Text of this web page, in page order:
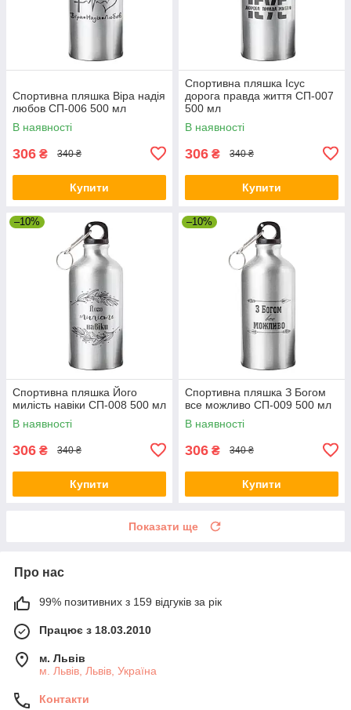
Спортивна пляшка Віра надія
любов СП-006 500 мл
В наявності
306 ₴ 340 ₴
Купити
Спортивна пляшка Ісус
дорога правда життя СП-007
500 мл
В наявності
306 ₴ 340 ₴
Купити
–10%
Спортивна пляшка Його
милість навіки СП-008 500 мл
В наявності
306 ₴ 340 ₴
Купити
–10%
Спортивна пляшка З Богом
все можливо СП-009 500 мл
В наявності
306 ₴ 340 ₴
Купити
Показати ще
Про нас
99% позитивних з 159 відгуків за рік
Працює з 18.03.2010
м. Львів
м. Львів, Львів, Україна
Контакти